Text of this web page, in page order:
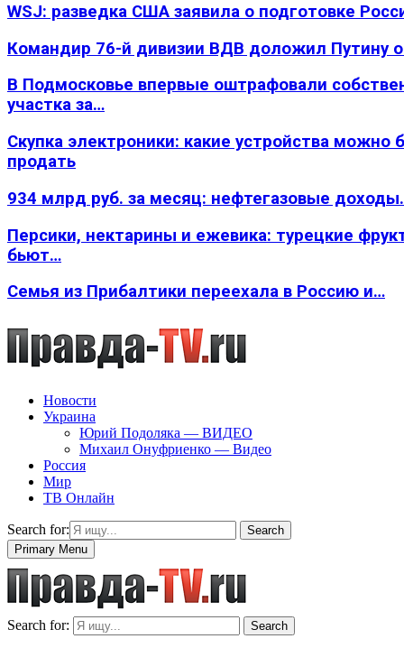
WSJ: разведка США заявила о подготовке
Командир 76-й дивизии ВДВ доложил Путину
В Подмосковье впервые оштрафовали
участка за…
Скупка электроники: какие устройства можно
продать
934 млрд руб. за месяц: нефтегазовые
Персики, нектарины и ежевика: турецкие
бьют…
Семья из Прибалтики переехала в Россию и…
Новости
Украина
Юрий Подоляка — ВИДЕО
Михаил Онуфриенко — Видео
Россия
Мир
ТВ Онлайн
Search for:
Search
Primary Menu
Search for: Search